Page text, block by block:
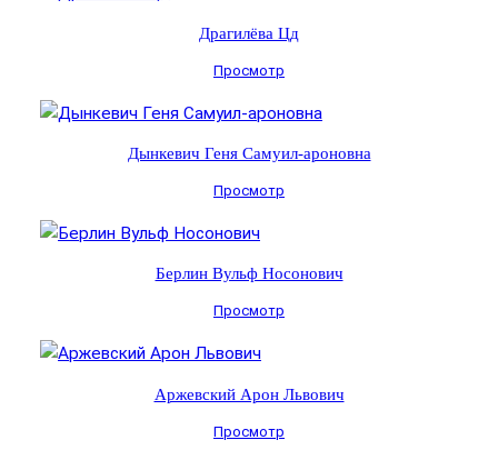
Драгилёва Цд
Просмотр
Дынкевич Геня Самуил-ароновна
Просмотр
Берлин Вульф Носонович
Просмотр
Аржевский Арон Львович
Просмотр